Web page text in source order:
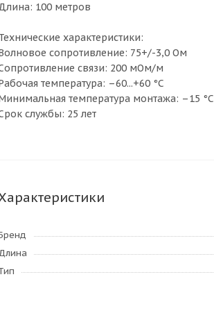
100 метров
характеристики:
сопротивление: 75+/-3,0 Ом
связи: 200 мОм/м
температура: –60...+60 °С
температура монтажа: –15 °С
службы: 25 лет